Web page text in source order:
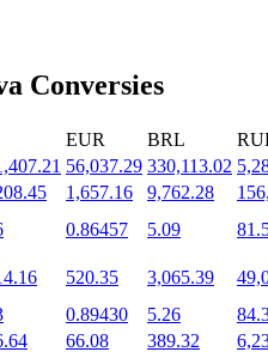
te verdienen.
Conversies
EUR BRL
56,037.29 330,113.02
1,657.16 9,762.28
0.86457 5.09
520.35 3,065.39
0.89430 5.26
66.08 389.32